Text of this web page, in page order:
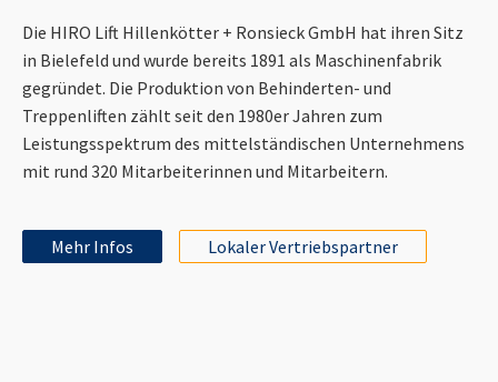
Die HIRO Lift Hillenkötter + Ronsieck GmbH hat ihren Sitz
in Bielefeld und wurde bereits 1891 als Maschinenfabrik
gegründet. Die Produktion von Behinderten- und
Treppenliften zählt seit den 1980er Jahren zum
Leistungsspektrum des mittelständischen Unternehmens
mit rund 320 Mitarbeiterinnen und Mitarbeitern.
Mehr Infos Lokaler Vertriebspartner